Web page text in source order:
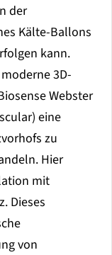
der
Kälte-Ballons
kann.
3D-
Webster
eine
zu
Hier
mit
Dieses
von